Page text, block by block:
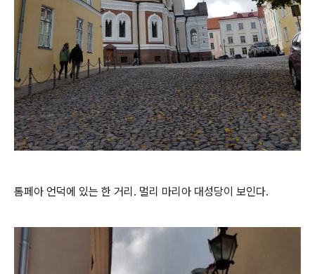
톰페아 언덕에 있는 한 거리. 멀리 마리아 대성당이 보인다.